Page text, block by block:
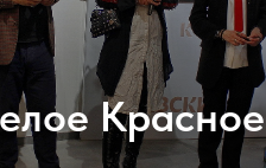
Красное